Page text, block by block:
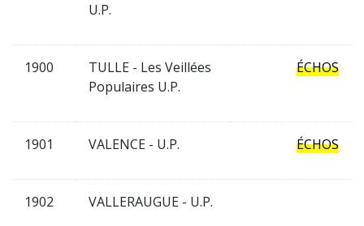
U.P.
1900
TULLE - Les Veillées
Populaires U.P.
ÉCHOS
1901 VALENCE - U.P. ÉCHOS
1902 VALLERAUGUE - U.P.